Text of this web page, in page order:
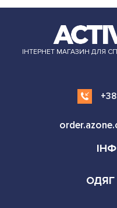
ІНТЕРНЕТ МАГАЗИН ДЛЯ
ОДЯГ